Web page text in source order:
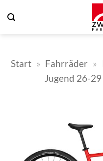
Inhalt
Start » Fahrräder »
Jugend 26-